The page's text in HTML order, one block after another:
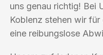
uns genau richtig! Bei
Koblenz stehen wir
eine reibungslose